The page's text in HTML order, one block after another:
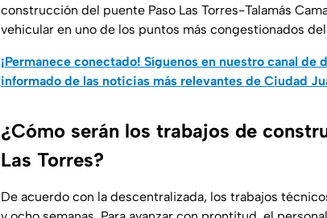
construcción del puente Paso Las Torres-Talamás
vehicular en uno de los puntos más congestionados
¡Permanece conectado! Síguenos en nuestro canal
informado de las noticias más relevantes de Ciudad
¿Cómo serán los trabajos de
Las Torres?
De acuerdo con la descentralizada, los trabajos